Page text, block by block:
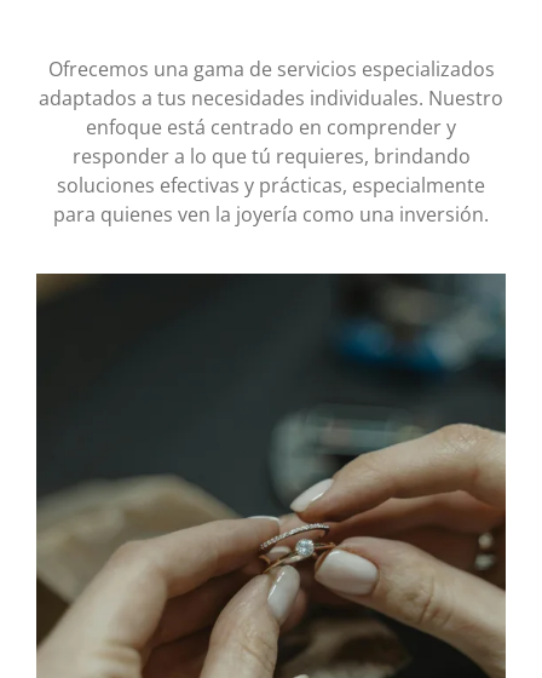
Ofrecemos una gama de servicios especializados
adaptados a tus necesidades individuales. Nuestro
enfoque está centrado en comprender y
responder a lo que tú requieres, brindando
soluciones efectivas y prácticas, especialmente
para quienes ven la joyería como una inversión.